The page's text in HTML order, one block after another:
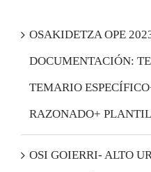
OSAKIDETZA OPE
DOCUMENTACIÓN:
TEMARIO
RAZONADO+
OSI GOIERRI- ALTO